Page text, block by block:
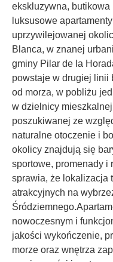
ekskluzywna,
luksusowe
uprzywilejowanej
Blanca, w znanej
gminy Pilar de la
powstaje w drugiej linii
od morza, w pobliżu
w dzielnicy
poszukiwanej ze
naturalne otoczenie i
okolicy znajdują się
sportowe, promenady i
sprawia, że lokalizacja
atrakcyjnych na
nowoczesnym i
jakości wykończenie,
morze oraz wnętrza